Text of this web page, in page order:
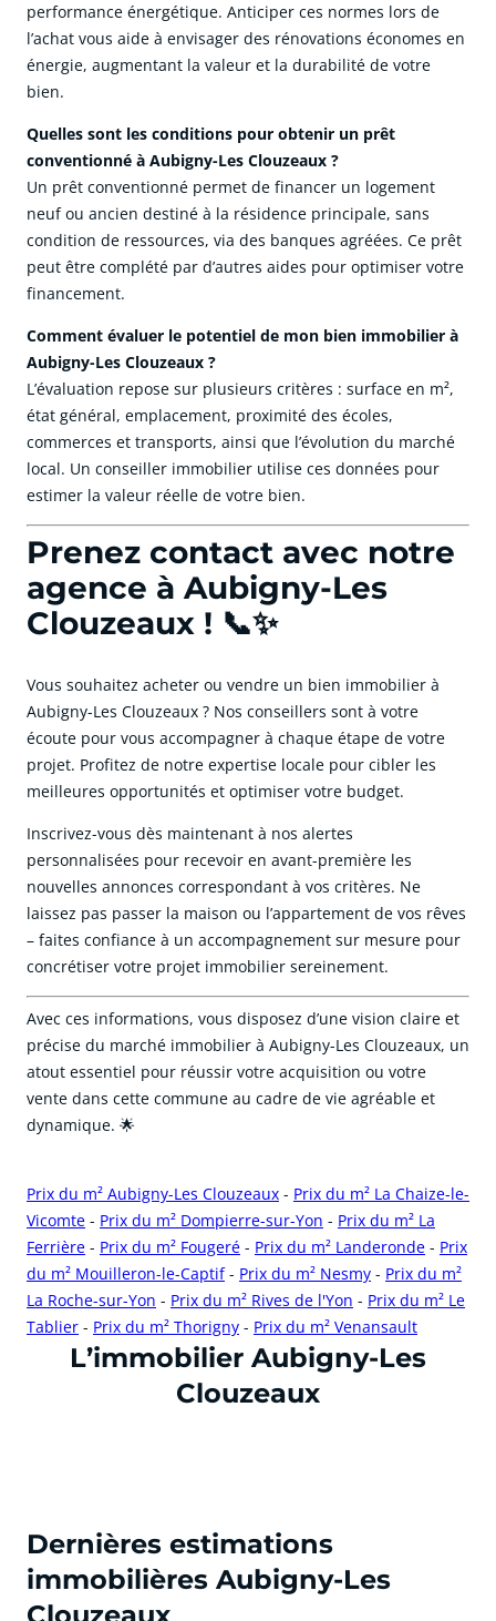
performance énergétique. Anticiper ces normes lors de
l’achat vous aide à envisager des rénovations économes en
énergie, augmentant la valeur et la durabilité de votre
bien.
Quelles sont les conditions pour obtenir un prêt
conventionné à Aubigny-Les Clouzeaux ?
Un prêt conventionné permet de financer un logement
neuf ou ancien destiné à la résidence principale, sans
condition de ressources, via des banques agréées. Ce prêt
peut être complété par d’autres aides pour optimiser votre
financement.
Comment évaluer le potentiel de mon bien immobilier à
Aubigny-Les Clouzeaux ?
L’évaluation repose sur plusieurs critères : surface en m²,
état général, emplacement, proximité des écoles,
commerces et transports, ainsi que l’évolution du marché
local. Un conseiller immobilier utilise ces données pour
estimer la valeur réelle de votre bien.
Prenez contact avec notre
agence à Aubigny-Les
Clouzeaux ! 📞✨
Vous souhaitez acheter ou vendre un bien immobilier à
Aubigny-Les Clouzeaux ? Nos conseillers sont à votre
écoute pour vous accompagner à chaque étape de votre
projet. Profitez de notre expertise locale pour cibler les
meilleures opportunités et optimiser votre budget.
Inscrivez-vous dès maintenant à nos alertes
personnalisées pour recevoir en avant-première les
nouvelles annonces correspondant à vos critères. Ne
laissez pas passer la maison ou l’appartement de vos rêves
– faites confiance à un accompagnement sur mesure pour
concrétiser votre projet immobilier sereinement.
Avec ces informations, vous disposez d’une vision claire et
précise du marché immobilier à Aubigny-Les Clouzeaux, un
atout essentiel pour réussir votre acquisition ou votre
vente dans cette commune au cadre de vie agréable et
dynamique. 🌟
Prix du m² Aubigny-Les Clouzeaux - Prix du m² La Chaize-le-
Vicomte - Prix du m² Dompierre-sur-Yon - Prix du m² La
Ferrière - Prix du m² Fougeré - Prix du m² Landeronde - Prix
du m² Mouilleron-le-Captif- Prix du m² Nesmy - Prix du m²
La Roche-sur-Yon - Prix du m² Rives de l'Yon - Prix du m² Le
Tablier - Prix du m² Thorigny - Prix du m² Venansault
cliquer pour afficher plus du text
L’immobilier Aubigny-Les
Clouzeaux
Dernières estimations
immobilières Aubigny-Les